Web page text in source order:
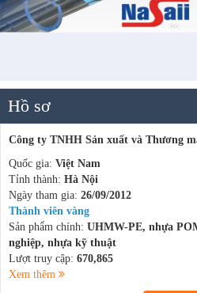
Hồ sơ
Công ty TNHH Sản xuất và Thương
Quốc gia: Việt Nam
Tỉnh thành: Hà Nội
Ngày tham gia: 26/09/2012
Thành viên vàng
Sản phẩm chính: UHMW-PE, nhựa
nghiệp, nhựa kỹ thuật
Lượt truy cập: 670,865
Xem thêm